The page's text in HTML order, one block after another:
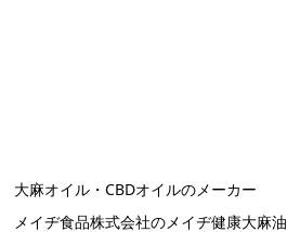
大麻オイル・CBDオイルのメーカー
メイヂ食品株式会社のメイヂ健康大麻油